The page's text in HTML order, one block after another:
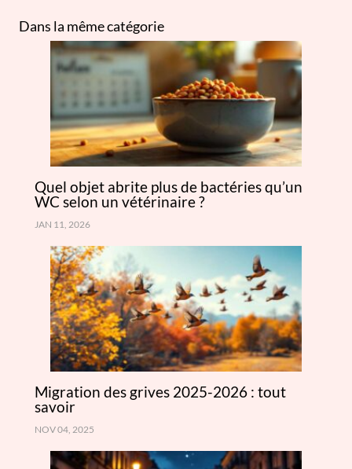
Dans la même catégorie
Quel objet abrite plus de bactéries qu’un
WC selon un vétérinaire ?
JAN 11, 2026
Migration des grives 2025-2026 : tout
savoir
NOV 04, 2025